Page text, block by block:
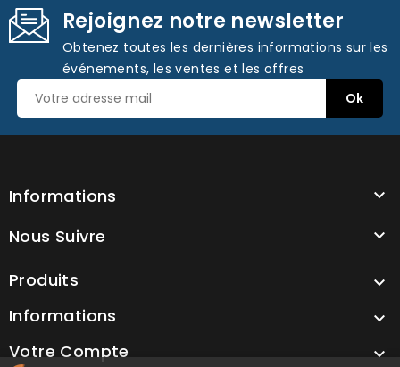
Rejoignez notre newsletter
Obtenez toutes les dernières informations sur les
événements, les ventes et les offres
Informations 
Nous Suivre 
Produits 
Informations 
Votre Compte 